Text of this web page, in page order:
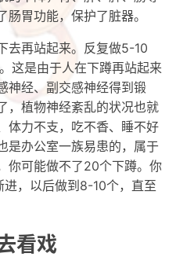
胃功能，保护了脏器。
去再站起来。反复做5-10
这是由于人在下蹲再站起来
神经、副交感神经得到锻
，植物神经紊乱的状况也就
体力不支，吃不香、睡不好
是办公室一族易患的，属于
你可能做不了20个下蹲。你
，以后做到8-10个，直至
看戏